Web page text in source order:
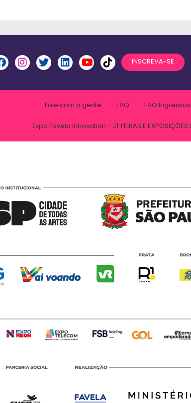
INSCREVA-SE
Fale com a gente FAQ FAQ Ingressos
Expo Favela innovation - JT FEIRAS E